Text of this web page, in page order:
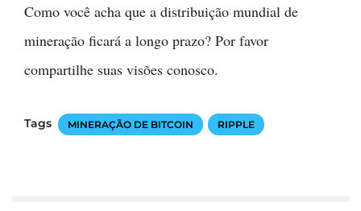
Como você acha que a distribuição mundial de
mineração ficará a longo prazo? Por favor
compartilhe suas visões conosco.
Tags MINERAÇÃO DE BITCOIN RIPPLE